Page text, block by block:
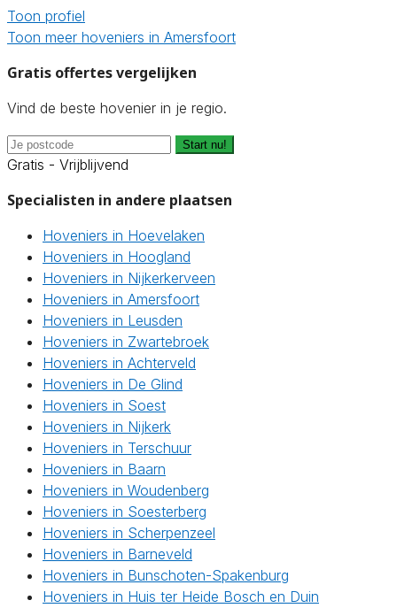
Toon profiel
Toon meer hoveniers in Amersfoort
Gratis offertes vergelijken
Vind de beste hovenier in je regio.
Start nu!
Gratis - Vrijblijvend
Specialisten in andere plaatsen
Hoveniers in Hoevelaken
Hoveniers in Hoogland
Hoveniers in Nijkerkerveen
Hoveniers in Amersfoort
Hoveniers in Leusden
Hoveniers in Zwartebroek
Hoveniers in Achterveld
Hoveniers in De Glind
Hoveniers in Soest
Hoveniers in Nijkerk
Hoveniers in Terschuur
Hoveniers in Baarn
Hoveniers in Woudenberg
Hoveniers in Soesterberg
Hoveniers in Scherpenzeel
Hoveniers in Barneveld
Hoveniers in Bunschoten-Spakenburg
Hoveniers in Huis ter Heide Bosch en Duin